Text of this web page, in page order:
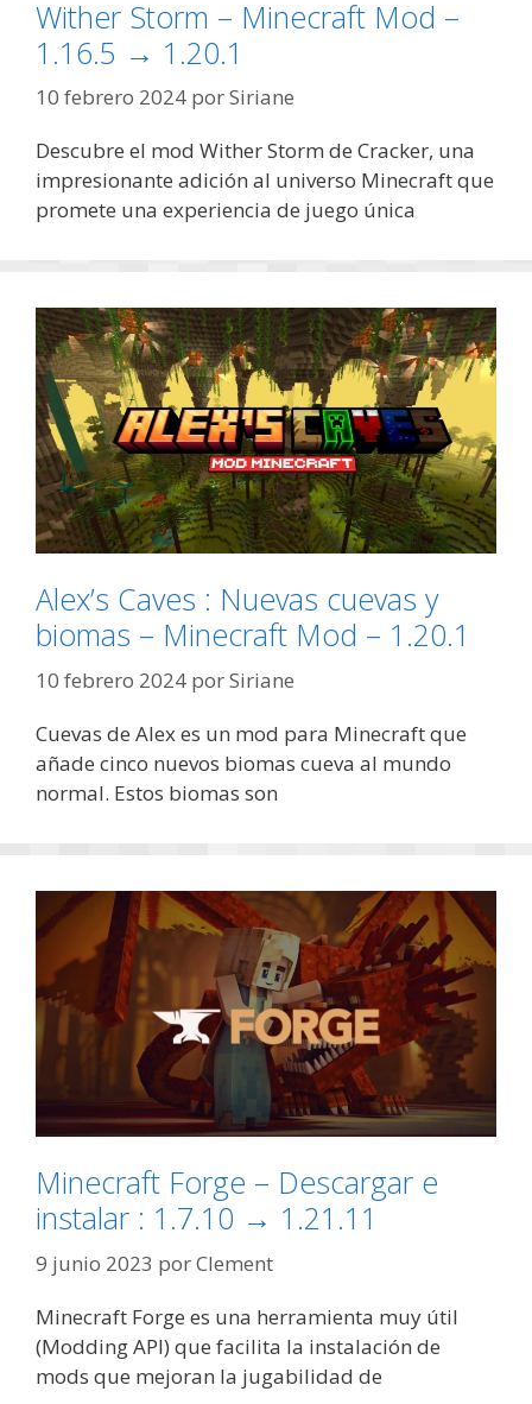
Wither Storm – Minecraft Mod –
1.16.5 → 1.20.1
10 febrero 2024 porSiriane
Descubre el mod Wither Storm de Cracker, una
impresionante adición al universo Minecraft que
promete una experiencia de juego única
Alex’s Caves : Nuevas cuevas y
biomas – Minecraft Mod – 1.20.1
10 febrero 2024 porSiriane
Cuevas de Alex es un mod para Minecraft que
añade cinco nuevos biomas cueva al mundo
normal. Estos biomas son
Minecraft Forge – Descargar e
instalar : 1.7.10 → 1.21.11
9 junio 2023 porClement
Minecraft Forge es una herramienta muy útil
(Modding API) que facilita la instalación de
mods que mejoran la jugabilidad de